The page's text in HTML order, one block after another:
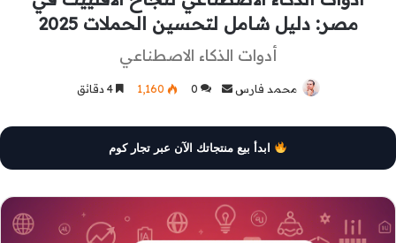
مصر: دليل شامل لتحسين الحملات 2025
أدوات الذكاء الاصطناعي
محمد فارس
أرسل
إلكترونيا
0 1٬160 4 دقائق
ابدأ بيع منتجاتك الآن عبر تجار كوم